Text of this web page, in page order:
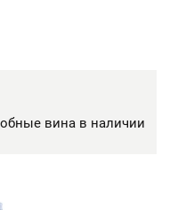
вина в наличии